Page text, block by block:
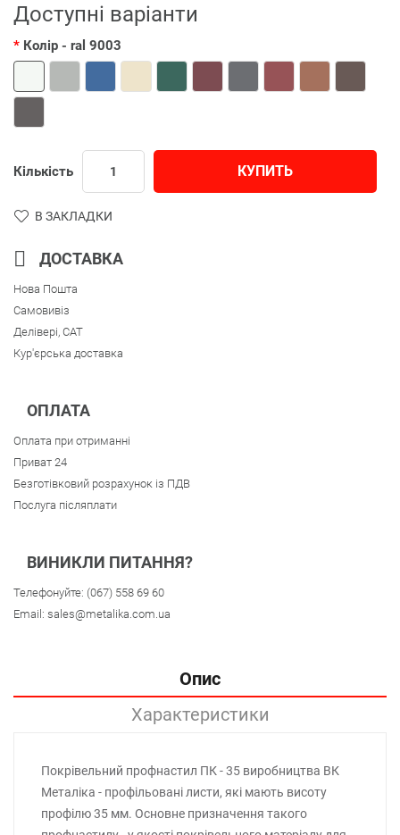
Доступні варіанти
Колір - ral 9003
Кількість КУПИТЬ
В ЗАКЛАДКИ
ДОСТАВКА
Нова Пошта
Самовивіз
Делівері, CAT
Кур'єрська доставка
ОПЛАТА
Оплата при отриманні
Приват 24
Безготівковий розрахунок із ПДВ
Послуга післяплати
ВИНИКЛИ ПИТАННЯ?
Телефонуйте: (067) 558 69 60
Email: sales@metalika.com.ua
Опис
Характеристики
Покрівельний профнастил ПК - 35 виробництва ВК
Металіка - профільовані листи, які мають висоту
профілю 35 мм. Основне призначення такого